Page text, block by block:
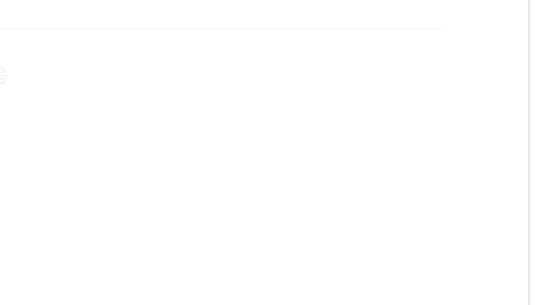
때는 딱히 필요없지만,노트북에서 교체하실 때에는
신 분들은 위와같이 조립한다음 본체에 연..